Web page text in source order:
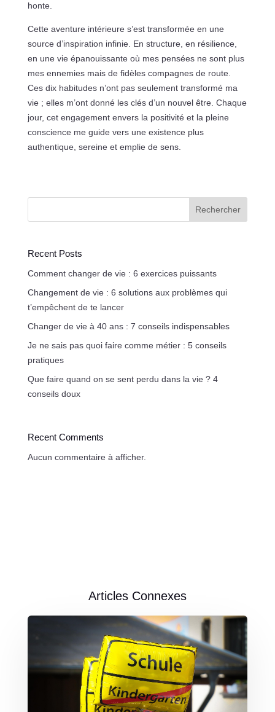
honte.
Cette aventure intérieure s’est transformée en une
source d’inspiration infinie. En structure, en résilience,
en une vie épanouissante où mes pensées ne sont plus
mes ennemies mais de fidèles compagnes de route.
Ces dix habitudes n’ont pas seulement transformé ma
vie ; elles m’ont donné les clés d’un nouvel être. Chaque
jour, cet engagement envers la positivité et la pleine
conscience me guide vers une existence plus
authentique, sereine et emplie de sens.
Rechercher
Recent Posts
Comment changer de vie : 6 exercices puissants
Changement de vie : 6 solutions aux problèmes qui
t’empêchent de te lancer
Changer de vie à 40 ans : 7 conseils indispensables
Je ne sais pas quoi faire comme métier : 5 conseils
pratiques
Que faire quand on se sent perdu dans la vie ? 4
conseils doux
Recent Comments
Aucun commentaire à afficher.
Articles Connexes